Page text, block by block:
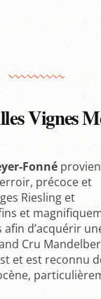
Vignes
Fonné
précoce et
Riesling et
et
d’acquérir
Cru
et est reconnu